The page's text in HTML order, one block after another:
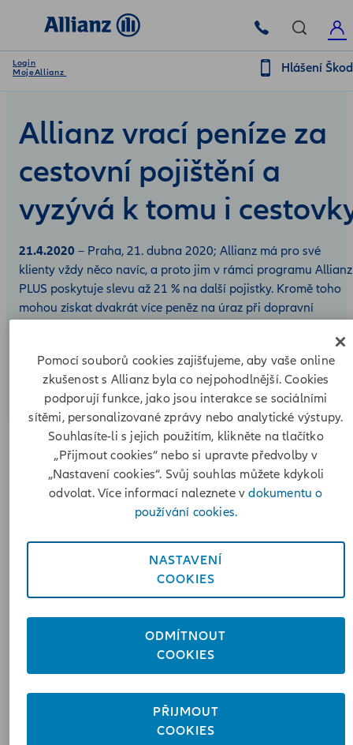
Login
MojeAllianz
Hlášení
Allianz vrací peníze za
cestovní pojištění a
vyzývá k tomu i
21.4.2020 – Praha, 21. dubna 2020; Allianz má pro své
klienty vždy něco navíc, a proto jim v rámci programu Allianz
PLUS poskytuje slevu až 21 % na další pojistky. Kromě toho
mohou získat dvakrát více peněz na úraz při dopravní
„Je to jednoduché. Vážíme si důvěry klientů, kteří chtějí mít
krytá záda naším pojištěním, a proto platí, že čím více
produktů u nás mají, tím více výhod a slev získají,“
Hašplová.
Pokud si tak klient u Allianz sjedná druhou či další
či majetkovým pojištěním, po měsíci od uzavření druhé
pojistné smlouvy je automaticky zařazen do programu
PLUS, v rámci kterého může čerpat výhody
Pomocí souborů cookies zajišťujeme, aby vaše online
zkušenost s Allianz byla co nejpohodlnější. Cookies
podporují funkce, jako jsou interakce se sociálními
sítěmi, personalizované zprávy nebo analytické výstupy.
Souhlasíte-li s jejich použitím, klikněte na tlačítko
„Přijmout cookies“ nebo si upravte předvolby v
„Nastavení cookies“. Svůj souhlas můžete kdykoli
odvolat. Více informací naleznete vdokumentu o
používání cookies.
NASTAVENÍ
COOKIES
ODMÍTNOUT
COOKIES
PŘIJMOUT
COOKIES